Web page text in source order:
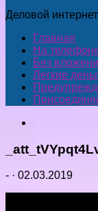
Деловой интернет
Главная
На
Без
Легкие
- · 02.03.2019